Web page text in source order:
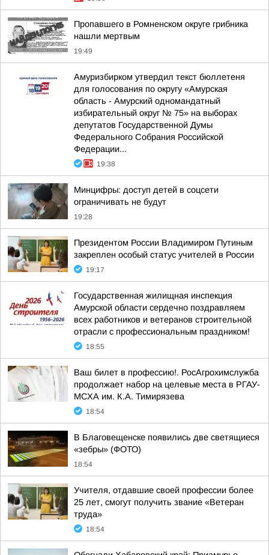
Пропавшего в Ромненском округе грибника
нашли мертвым
19:49
Амуризбирком утвердил текст бюллетеня
для голосования по округу «Амурская
область - Амурский одномандатный
избирательный округ № 75» на выборах
депутатов Государственной Думы
Федерального Собрания Российской
Федерации...
19:38
Минцифры: доступ детей в соцсети
ограничивать не будут
19:28
Президентом России Владимиром Путиным
закреплен особый статус учителей в России
19:17
Государственная жилищная инспекция
Амурской области сердечно поздравляем
всех работников и ветеранов строительной
отрасли с профессиональным праздником!
18:55
Ваш билет в профессию!. РосАгрохимслужба
продолжает набор на целевые места в РГАУ-
МСХА им. К.А. Тимирязева
18:54
В Благовещенске появились две светящиеся
«зебры» (ФОТО)
18:54
Учителя, отдавшие своей профессии более
25 лет, смогут получить звание «Ветеран
труда»
18:54